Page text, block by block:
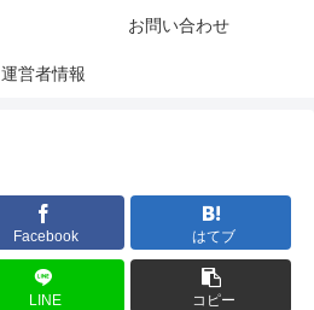
お問い合わせ
運営者情報
Facebook はてブ
LINE コピー